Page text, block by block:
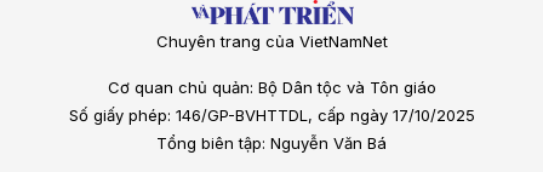
Chuyên trang của VietNamNet
Cơ quan chủ quản: Bộ Dân tộc và Tôn giáo
Số giấy phép: 146/GP-BVHTTDL, cấp ngày 17/10/2025
Tổng biên tập: Nguyễn Văn Bá